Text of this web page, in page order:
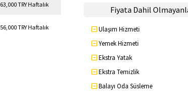
63,000 TRY Haftalık
56,000 TRY Haftalık
Fiyata Dahil
Ulaşım Hizmeti
Yemek Hizmeti
Ekstra Yatak
Ekstra Temizlik
Balayı Oda Süsleme